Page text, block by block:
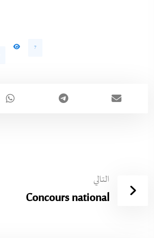
7
التالي
Concours national